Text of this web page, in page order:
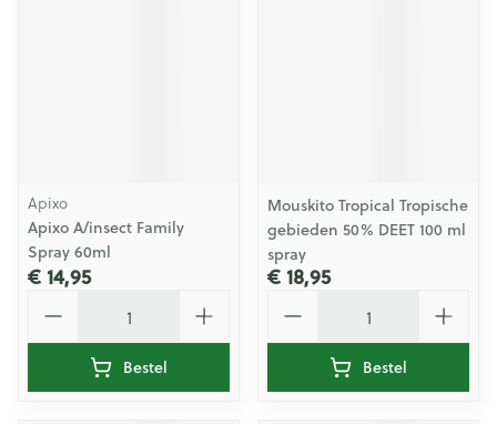
Apixo
Apixo A/insect Family
Spray 60ml
€ 14,95
Bestel
Mouskito Tropical Tropische
gebieden 50% DEET 100 ml
spray
€ 18,95
Bestel